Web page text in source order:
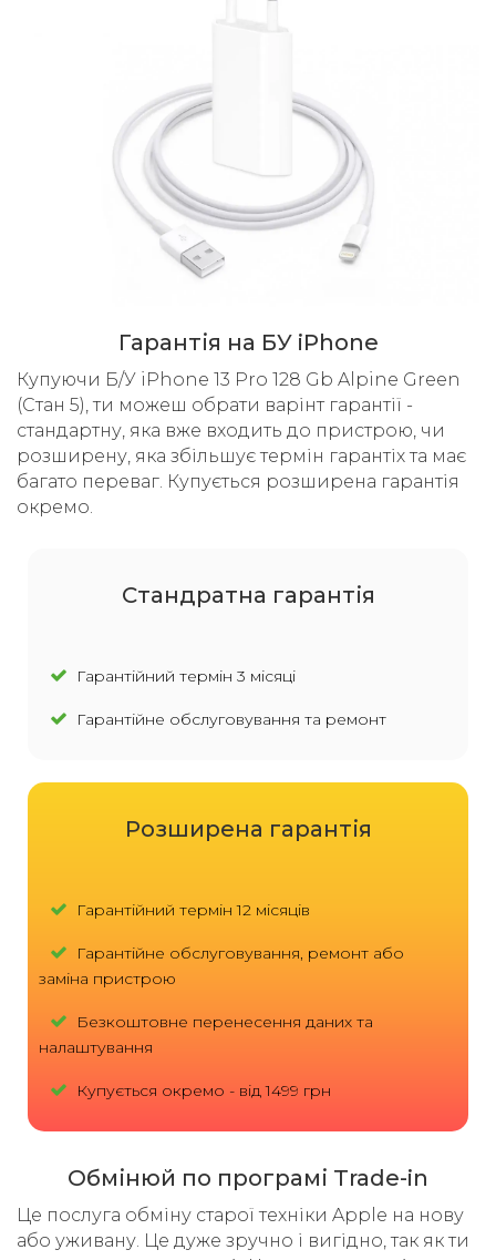
Гарантія на БУ iPhone
Купуючи Б/У iPhone 13 Pro 128 Gb Alpine Green
(Стан 5), ти можеш обрати варінт гарантії -
стандартну, яка вже входить до пристрою, чи
розширену, яка збільшує термін гарантіх та має
багато переваг. Купується розширена гарантія
окремо.
Cтандратна гарантія
Гарантійний термін 3 місяці
Гарантійне обслуговування та ремонт
Розширена гарантія
Гарантійний термін 12 місяців
Гарантійне обслуговування, ремонт або
заміна пристрою
Безкоштовне перенесення даних та
налаштування
Купується окремо - від 1499 грн
Обмінюй по програмі Trade-in
Це послуга обміну старої техніки Apple на нову
або уживану. Це дуже зручно і вигідно, так як ти